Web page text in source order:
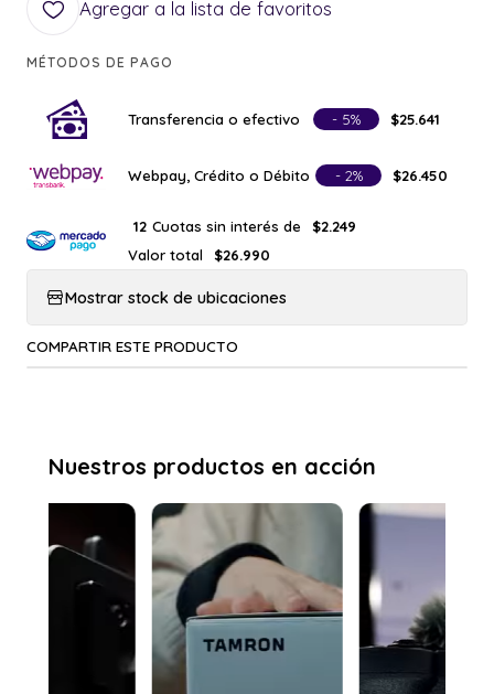
Agregar a la lista de favoritos
MÉTODOS DE PAGO
Transferencia o efectivo - 5% $25.641
Webpay, Crédito o Débito - 2% $26.450
12 Cuotas sin interés de
$2.249
Valor total
$26.990
Mostrar stock de ubicaciones
COMPARTIR ESTE PRODUCTO